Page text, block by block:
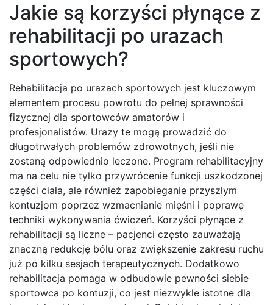
Jakie są korzyści płynące z
rehabilitacji po urazach
sportowych?
Rehabilitacja po urazach sportowych jest kluczowym
elementem procesu powrotu do pełnej sprawności
fizycznej dla sportowców amatorów i
profesjonalistów. Urazy te mogą prowadzić do
długotrwałych problemów zdrowotnych, jeśli nie
zostaną odpowiednio leczone. Program rehabilitacyjny
ma na celu nie tylko przywrócenie funkcji uszkodzonej
części ciała, ale również zapobieganie przyszłym
kontuzjom poprzez wzmacnianie mięśni i poprawę
techniki wykonywania ćwiczeń. Korzyści płynące z
rehabilitacji są liczne – pacjenci często zauważają
znaczną redukcję bólu oraz zwiększenie zakresu ruchu
już po kilku sesjach terapeutycznych. Dodatkowo
rehabilitacja pomaga w odbudowie pewności siebie
sportowca po kontuzji, co jest niezwykle istotne dla